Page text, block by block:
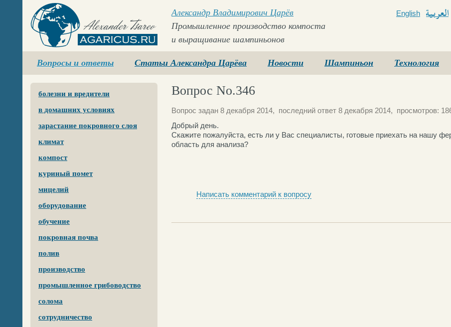
Agaricus.ru
Александр Владимирович Царёв
Промышленное производство компоста
и выращивание шампиньонов
English
Вопросы и ответы Статьи Александра Царёва Новости Шампиньон Технология
болезни и вредители
в домашних условиях
зарастание покровного слоя
климат
компост
куриный помет
мицелий
оборудование
обучение
покровная почва
полив
производство
промышленное грибоводство
солома
сотрудничество
Вопрос No.346
Вопрос задан 8 декабря 2014, последний ответ 8 декабря 2014, просмотров:
Добрый день.
Скажите пожалуйста, есть ли у Вас специалисты, готовые приехать на нашу
область для анализа?
Написать комментарий к вопросу